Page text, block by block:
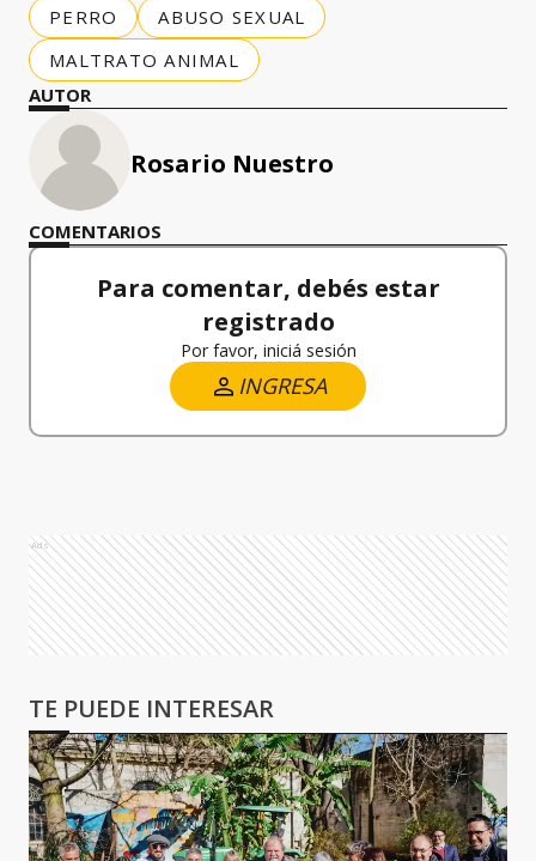
PERRO
ABUSO SEXUAL
MALTRATO ANIMAL
AUTOR
Rosario Nuestro
COMENTARIOS
Para comentar, debés estar
registrado
Por favor, iniciá sesión
INGRESA
Ads
TE PUEDE INTERESAR